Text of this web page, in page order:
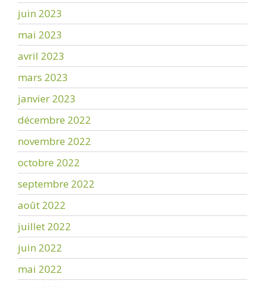
juin 2023
mai 2023
avril 2023
mars 2023
janvier 2023
décembre 2022
novembre 2022
octobre 2022
septembre 2022
août 2022
juillet 2022
juin 2022
mai 2022